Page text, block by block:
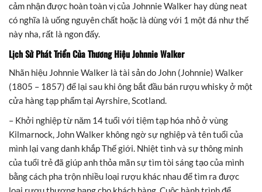
cảm nhận được hoàn toàn vị của Johnnie Walker hay dùng neat
có nghĩa là uống nguyên chất hoặc là dùng với 1 một đá như thế
này nha, rất là ngon đấy.
Lịch Sử Phát Triển Của Thương Hiệu Johnnie Walker
Nhãn hiệu Johnnie Walker là tài sản do John (Johnnie) Walker
(1805 – 1857) để lại sau khi ông bắt đầu bán rượu whisky ở một
cửa hàng tạp phẩm tại Ayrshire, Scotland.
– Khởi nghiệp từ năm 14 tuổi với tiệm tạp hóa nhỏ ở vùng
Kilmarnock, John Walker không ngờ sự nghiệp và tên tuổi của
mình lại vang danh khắp Thế giới. Nhiệt tình và sự thông minh
của tuổi trẻ đã giúp anh thỏa mãn sự tìm tòi sáng tạo của mình
bằng cách pha trộn nhiều loại rượu khác nhau để tìm ra được